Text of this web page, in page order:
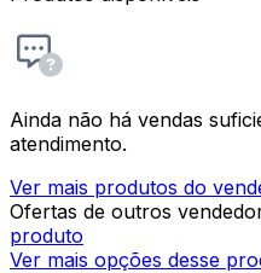
Ainda não há vendas
atendimento.
Ver mais produtos do
Ofertas de outros
produto
Ver mais opções desse